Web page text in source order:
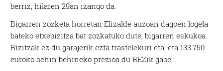
berriz, hilaren 29an izango da.
Bigarren zozketa horretan Elizalde auzoan dagoen logela
bateko etxebizitza bat zozkatuko dute, bigarren eskukoa.
Bizitzak ez du garajerik ezta trastelekuri eta, eta 133.750
euroko behin behineko prezioa du BEZik gabe.